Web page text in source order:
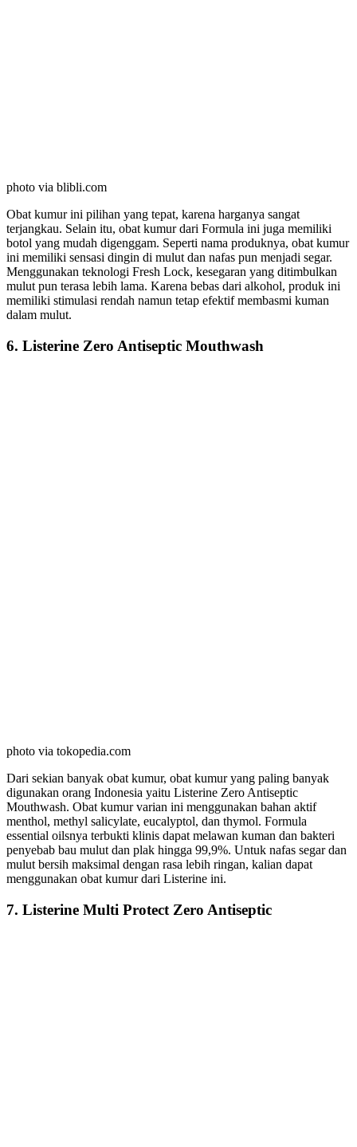
photo via blibli.com
Obat kumur ini pilihan yang tepat, karena harganya sangat
terjangkau. Selain itu, obat kumur dari Formula ini juga memiliki
botol yang mudah digenggam. Seperti nama produknya, obat kumur
ini memiliki sensasi dingin di mulut dan nafas pun menjadi segar.
Menggunakan teknologi Fresh Lock, kesegaran yang ditimbulkan
mulut pun terasa lebih lama. Karena bebas dari alkohol, produk ini
memiliki stimulasi rendah namun tetap efektif membasmi kuman
dalam mulut.
6. Listerine Zero Antiseptic Mouthwash
photo via tokopedia.com
Dari sekian banyak obat kumur, obat kumur yang paling banyak
digunakan orang Indonesia yaitu Listerine Zero Antiseptic
Mouthwash. Obat kumur varian ini menggunakan bahan aktif
menthol, methyl salicylate, eucalyptol, dan thymol. Formula
essential oilsnya terbukti klinis dapat melawan kuman dan bakteri
penyebab bau mulut dan plak hingga 99,9%. Untuk nafas segar dan
mulut bersih maksimal dengan rasa lebih ringan, kalian dapat
menggunakan obat kumur dari Listerine ini.
7. Listerine Multi Protect Zero Antiseptic